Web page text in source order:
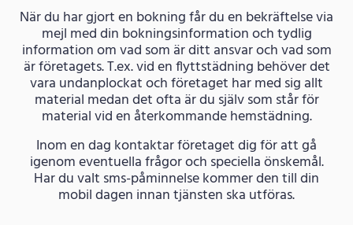
När du har gjort en bokning får du en bekräftelse via
mejl med din bokningsinformation och tydlig
information om vad som är ditt ansvar och vad som
är företagets. T.ex. vid en flyttstädning behöver det
vara undanplockat och företaget har med sig allt
material medan det ofta är du själv som står för
material vid en återkommande hemstädning.
Inom en dag kontaktar företaget dig för att gå
igenom eventuella frågor och speciella önskemål.
Har du valt sms-påminnelse kommer den till din
mobil dagen innan tjänsten ska utföras.